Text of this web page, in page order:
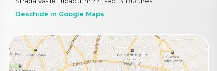
Deschide în Google Maps